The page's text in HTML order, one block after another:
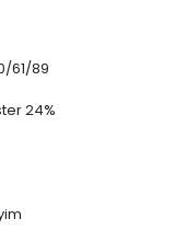
61/89
24%